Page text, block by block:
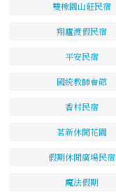
雙橡園山莊民宿
翔廬渡假民宿
平安民宿
國統教師會館
香村民宿
茗新休閒花園
假期休閒廣場民宿
魔法假期